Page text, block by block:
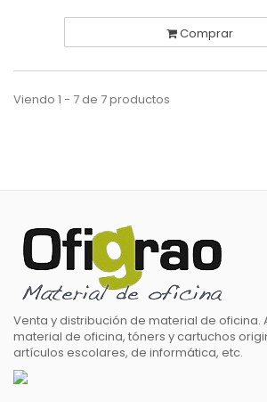
Comprar
Viendo 1 - 7 de 7 productos
Venta y distribución de material de oficina.
material de oficina, tóners y cartuchos
artículos escolares, de informática, etc.